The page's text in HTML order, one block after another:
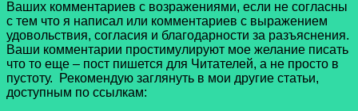
Ваших комментариев с возражениями, если не согласны
с тем что я написал или комментариев с выражением
удовольствия, согласия и благодарности за разъяснения.
Ваши комментарии простимулируют мое желание писать
что то еще – пост пишется для Читателей, а не просто в
пустоту. Рекомендую заглянуть в мои другие статьи,
доступным по ссылкам: